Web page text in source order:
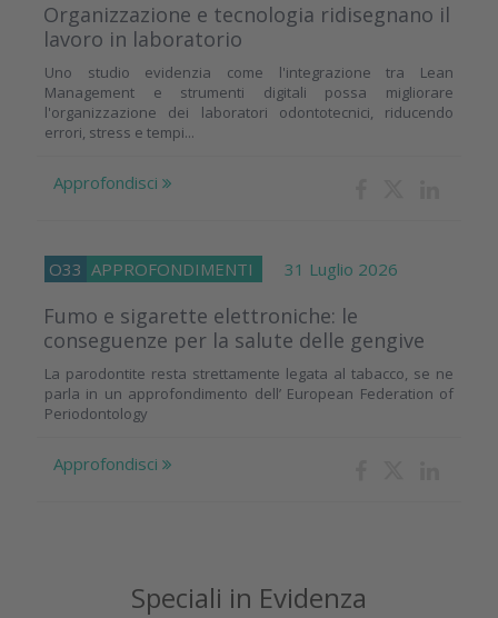
Organizzazione e tecnologia ridisegnano il
lavoro in laboratorio
Uno studio evidenzia come l'integrazione tra Lean
Management e strumenti digitali possa migliorare
l'organizzazione dei laboratori odontotecnici, riducendo
errori, stress e tempi...
Approfondisci
O33 APPROFONDIMENTI 31 Luglio 2026
Fumo e sigarette elettroniche: le
conseguenze per la salute delle gengive
La parodontite resta strettamente legata al tabacco, se ne
parla in un approfondimento dell’ European Federation of
Periodontology
Approfondisci
Speciali in Evidenza